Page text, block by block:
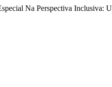
Na Perspectiva Inclusiva: